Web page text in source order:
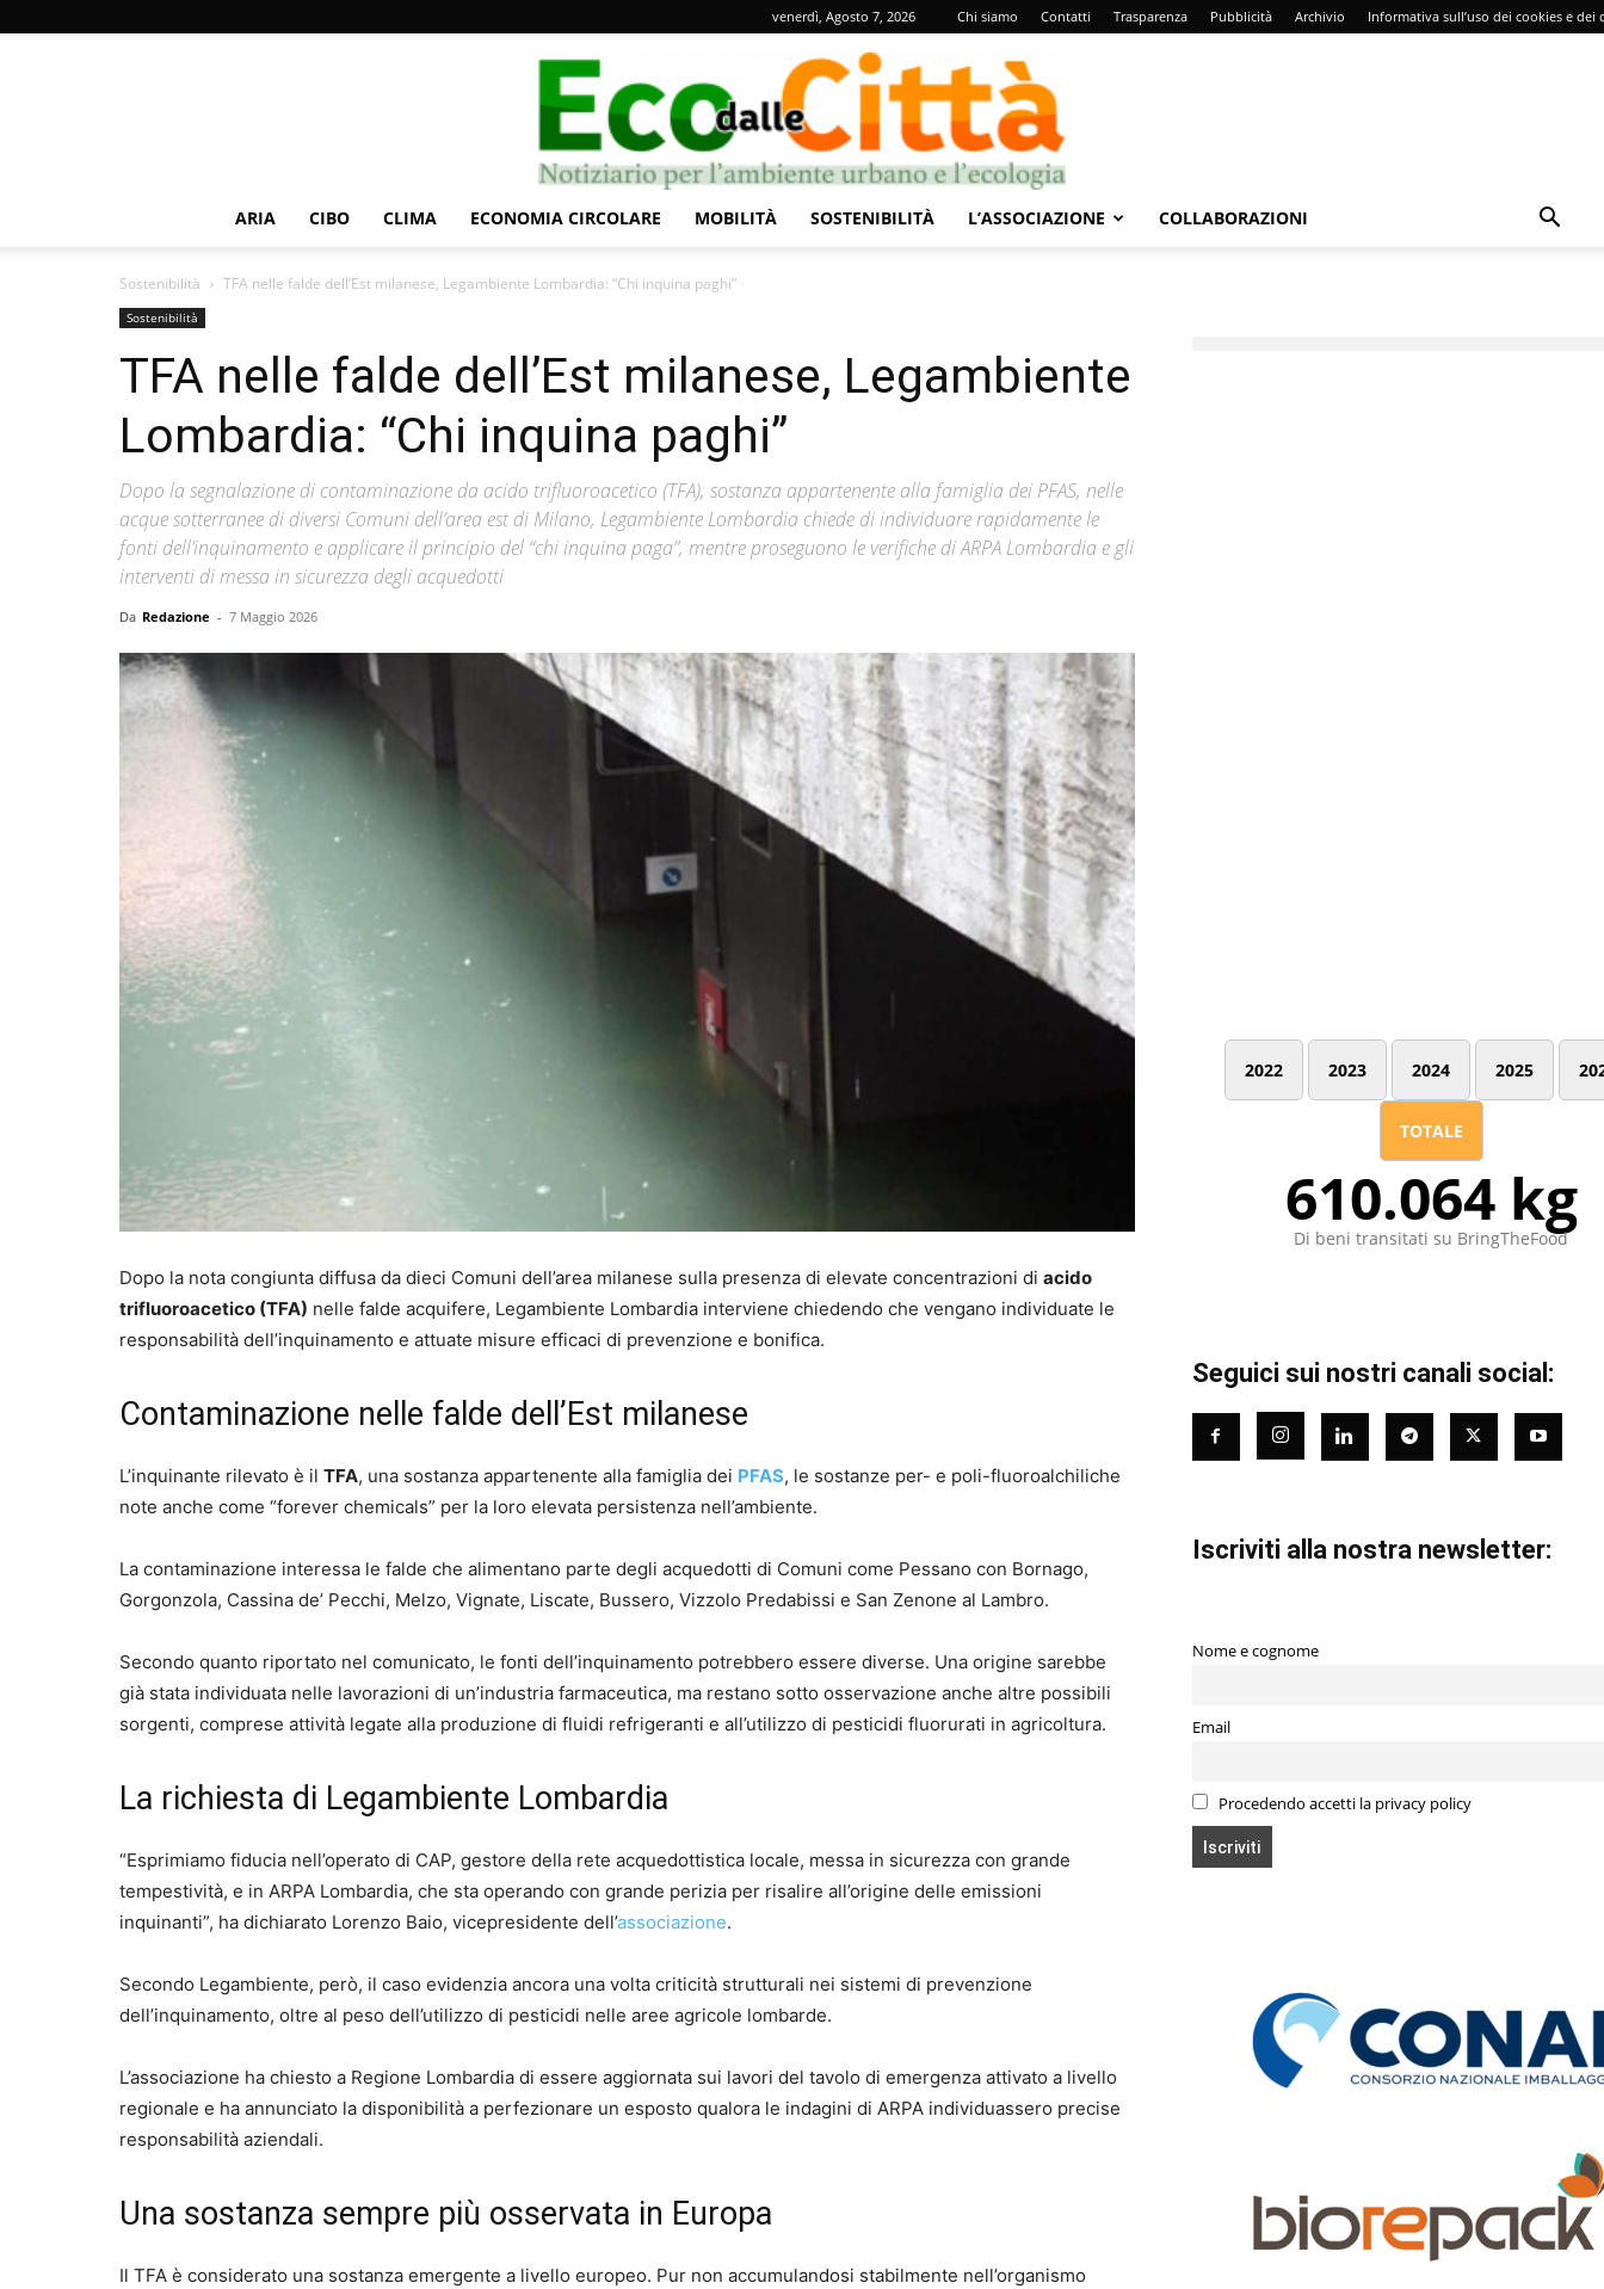
venerdì, Agosto 7, 2026 Chi siamo Contatti Trasparenza Pubblicità Archivio Informativa sull’uso dei cookies e dei
ARIA CIBO CLIMA ECONOMIA CIRCOLARE MOBILITÀ SOSTENIBILITÀ L’ASSOCIAZIONE COLLABORAZIONI
Sostenibilità TFA nelle falde dell’Est milanese, Legambiente Lombardia: “Chi inquina paghi”
Sostenibilità
TFA nelle falde dell’Est milanese, Legambiente
Lombardia: “Chi inquina paghi”
Dopo la segnalazione di contaminazione da acido trifluoroacetico (TFA), sostanza appartenente alla famiglia dei PFAS, nelle
acque sotterranee di diversi Comuni dell’area est di Milano, Legambiente Lombardia chiede di individuare rapidamente le
fonti dell’inquinamento e applicare il principio del “chi inquina paga”, mentre proseguono le verifiche di ARPA Lombardia e gli
interventi di messa in sicurezza degli acquedotti
Da Redazione - 7 Maggio 2026
Dopo la nota congiunta diffusa da dieci Comuni dell’area milanese sulla presenza di elevate concentrazioni di acido
trifluoroacetico (TFA) nelle falde acquifere, Legambiente Lombardia interviene chiedendo che vengano individuate le
responsabilità dell’inquinamento e attuate misure efficaci di prevenzione e bonifica.
Contaminazione nelle falde dell’Est milanese
L’inquinante rilevato è il TFA, una sostanza appartenente alla famiglia dei PFAS, le sostanze per- e poli-fluoroalchiliche
note anche come “forever chemicals” per la loro elevata persistenza nell’ambiente.
La contaminazione interessa le falde che alimentano parte degli acquedotti di Comuni come Pessano con Bornago,
Gorgonzola, Cassina de’ Pecchi, Melzo, Vignate, Liscate, Bussero, Vizzolo Predabissi e San Zenone al Lambro.
Secondo quanto riportato nel comunicato, le fonti dell’inquinamento potrebbero essere diverse. Una origine sarebbe
già stata individuata nelle lavorazioni di un’industria farmaceutica, ma restano sotto osservazione anche altre possibili
sorgenti, comprese attività legate alla produzione di fluidi refrigeranti e all’utilizzo di pesticidi fluorurati in agricoltura.
La richiesta di Legambiente Lombardia
“Esprimiamo fiducia nell’operato di CAP, gestore della rete acquedottistica locale, messa in sicurezza con grande
tempestività, e in ARPA Lombardia, che sta operando con grande perizia per risalire all’origine delle emissioni
inquinanti”, ha dichiarato Lorenzo Baio, vicepresidente dell’associazione.
Secondo Legambiente, però, il caso evidenzia ancora una volta criticità strutturali nei sistemi di prevenzione
dell’inquinamento, oltre al peso dell’utilizzo di pesticidi nelle aree agricole lombarde.
L’associazione ha chiesto a Regione Lombardia di essere aggiornata sui lavori del tavolo di emergenza attivato a livello
regionale e ha annunciato la disponibilità a perfezionare un esposto qualora le indagini di ARPA individuassero precise
responsabilità aziendali.
Una sostanza sempre più osservata in Europa
Il TFA è considerato una sostanza emergente a livello europeo. Pur non accumulandosi stabilmente nell’organismo
2022 2023 2024 2025
TOTALE
610.064 kg
Di beni transitati su BringTheFood
Seguici sui nostri canali social:
Iscriviti alla nostra newsletter:
Nome e cognome
Email
Procedendo accetti la privacy policy